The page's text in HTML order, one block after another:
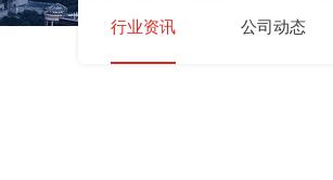
行业资讯 公司动态